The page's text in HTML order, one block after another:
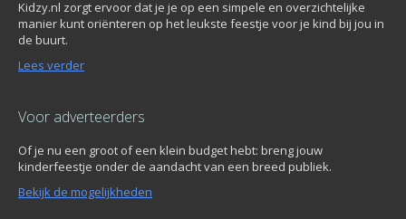
Kidzy.nl zorgt ervoor dat je je op een simpele en overzichtelijke
manier kunt oriënteren op het leukste feestje voor je kind bij jou in
de buurt.
Lees verder
Voor adverteerders
Of je nu een groot of een klein budget hebt: breng jouw
kinderfeestje onder de aandacht van een breed publiek.
Bekijk de mogelijkheden